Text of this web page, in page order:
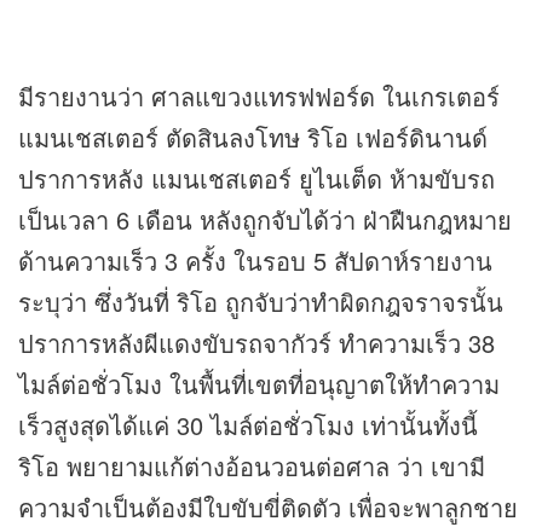
มีรายงานว่า ศาลแขวงแทรฟฟอร์ด ในเกรเตอร์
แมนเชสเตอร์ ตัดสินลงโทษ ริโอ เฟอร์ดินานด์
ปราการหลัง แมนเชสเตอร์ ยูไนเต็ด ห้ามขับรถ
เป็นเวลา 6 เดือน หลังถูกจับได้ว่า ฝ่าฝืนกฎหมาย
ด้านความเร็ว 3 ครั้ง ในรอบ 5 สัปดาห์รายงาน
ระบุว่า ซึ่งวันที่ ริโอ ถูกจับว่าทำผิดกฎจราจรนั้น
ปราการหลังผีแดงขับรถจากัวร์ ทำความเร็ว 38
ไมล์ต่อชั่วโมง ในพื้นที่เขตที่อนุญาตให้ทำความ
เร็วสูงสุดได้แค่ 30 ไมล์ต่อชั่วโมง เท่านั้นทั้งนี้
ริโอ พยายามแก้ต่างอ้อนวอนต่อศาล ว่า เขามี
ความจำเป็นต้องมีใบขับขี่ติดตัว เพื่อจะพาลูกชาย